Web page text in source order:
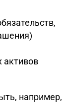
активов
например,